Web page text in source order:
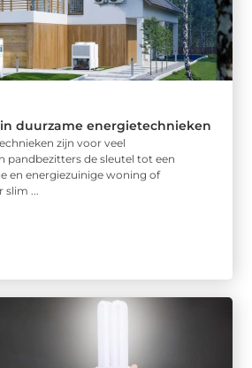
duurzame energietechnieken
zijn voor veel
pandbezitters de sleutel tot een
en energiezuinige woning of
...